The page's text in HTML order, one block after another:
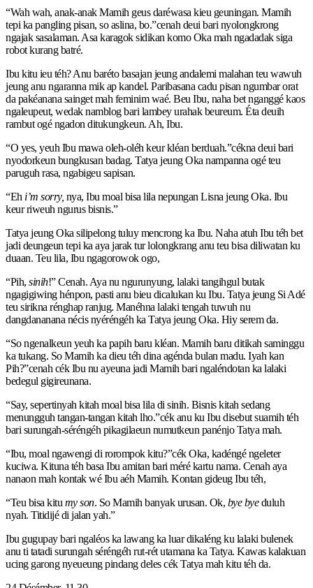
“Wah wah, anak-anak Mamih geus daréwasa kieu geuningan. Mamih
tepi ka pangling pisan, so aslina, bo.”cenah deui bari nyolongkrong
ngajak sasalaman. Asa karagok sidikan komo Oka mah ngadadak siga
robot kurang batré.
Ibu kitu ieu téh? Anu baréto basajan jeung andalemi malahan teu wawuh
jeung anu ngaranna mik ap kandel. Paribasana cadu pisan ngumbar orat
da pakéanana sainget mah feminim waé. Beu Ibu, naha bet nganggé kaos
ngaleupeut, wedak namblog bari lambey urahak beureum. Éta deuih
rambut ogé ngadon ditukungkeun. Ah, Ibu.
“O yes, yeuh Ibu mawa oleh-oléh keur kléan berduah.”cékna deui bari
nyodorkeun bungkusan badag. Tatya jeung Oka nampanna ogé teu
paruguh rasa, ngabigeu sapisan.
“Eh i’m sorry, nya, Ibu moal bisa lila nepungan Lisna jeung Oka. Ibu
keur riweuh ngurus bisnis.”
Tatya jeung Oka silipelong tuluy mencrong ka Ibu. Naha atuh Ibu téh bet
jadi deungeun tepi ka aya jarak tur lolongkrang anu teu bisa diliwatan ku
duaan. Teu lila, Ibu ngagorowok ogo,
“Pih, sinih!” Cenah. Aya nu ngurunyung, lalaki tangihgul butak
ngagigiwing hénpon, pasti anu bieu dicalukan ku Ibu. Tatya jeung Si Adé
teu sirikna rénghap ranjug. Manéhna lalaki tengah tuwuh nu
dangdananana nécis nyéréngéh ka Tatya jeung Oka. Hiy serem da.
“So ngenalkeun yeuh ka papih baru kléan. Mamih baru ditikah saminggu
ka tukang. So Mamih ka dieu téh dina agénda bulan madu. Iyah kan
Pih?”cenah cék Ibu nu ayeuna jadi Mamih bari ngaléndotan ka lalaki
bedegul gigireunana.
“Say, sepertinyah kitah moal bisa lila di sinih. Bisnis kitah sedang
menungguh tangan-tangan kitah lho.”cék anu ku Ibu disebut suamih téh
bari surungah-séréngéh pikagilaeun numutkeun panénjo Tatya mah.
“Ibu, moal ngawengi di rorompok kitu?”cék Oka, kadéngé ngeleter
kuciwa. Kituna téh basa Ibu amitan bari méré kartu nama. Cenah aya
nanaon mah kontak wé Ibu aéh Mamih. Kontan gideug Ibu téh,
“Teu bisa kitu my son. So Mamih banyak urusan. Ok, bye byeduluh
nyah. Titidijé di jalan yah.”
Ibu gugupay bari ngaléos ka lawang ka luar dikaléng ku lalaki bulenek
anu ti tatadi surungah séréngéh rut-rét utamana ka Tatya. Kawas kalakuan
ucing garong nyeueung pindang deles cék Tatya mah kitu téh da.